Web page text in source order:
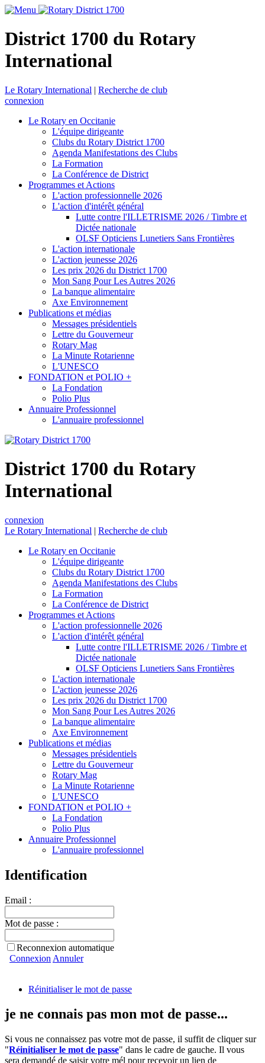
District 1700 du Rotary
International
Le Rotary International | Recherche de club
connexion
Le Rotary en Occitanie
L'équipe dirigeante
Clubs du Rotary District 1700
Agenda Manifestations des Clubs
La Formation
La Conférence de District
Programmes et Actions
L'action professionnelle 2026
L'action d'intérêt général
Lutte contre l'ILLETRISME 2026 / Timbre et
Dictée nationale
OLSF Opticiens Lunetiers Sans Frontières
L'action internationale
L'action jeunesse 2026
Les prix 2026 du District 1700
Mon Sang Pour Les Autres 2026
La banque alimentaire
Axe Environnement
Publications et médias
Messages présidentiels
Lettre du Gouverneur
Rotary Mag
La Minute Rotarienne
L'UNESCO
FONDATION et POLIO +
La Fondation
Polio Plus
Annuaire Professionnel
L'annuaire professionnel
District 1700 du Rotary
International
connexion
Le Rotary International | Recherche de club
Le Rotary en Occitanie
L'équipe dirigeante
Clubs du Rotary District 1700
Agenda Manifestations des Clubs
La Formation
La Conférence de District
Programmes et Actions
L'action professionnelle 2026
L'action d'intérêt général
Lutte contre l'ILLETRISME 2026 / Timbre et
Dictée nationale
OLSF Opticiens Lunetiers Sans Frontières
L'action internationale
L'action jeunesse 2026
Les prix 2026 du District 1700
Mon Sang Pour Les Autres 2026
La banque alimentaire
Axe Environnement
Publications et médias
Messages présidentiels
Lettre du Gouverneur
Rotary Mag
La Minute Rotarienne
L'UNESCO
FONDATION et POLIO +
La Fondation
Polio Plus
Annuaire Professionnel
L'annuaire professionnel
Identification
Email :
Mot de passe :
Reconnexion automatique
Connexion Annuler
Réinitialiser le mot de passe
je ne connais pas mon mot de passe...
Si vous ne connaissez pas votre mot de passe, il suffit de cliquer sur
"Réinitialiser le mot de passe" dans le cadre de gauche. Il vous
sera demandé de saisir votre mél pour recevoir un lien de